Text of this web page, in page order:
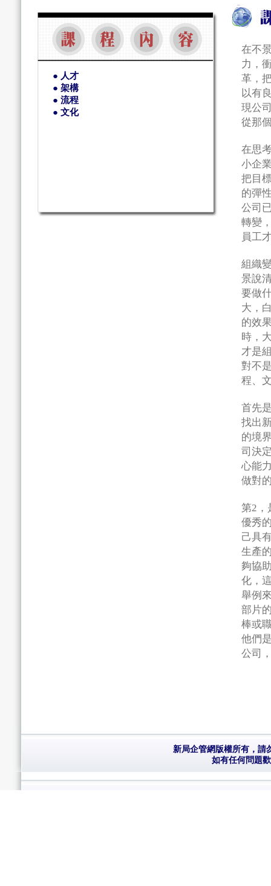
● 人才
● 架構
● 流程
● 文化
在不
力，
革，
以有
現公
從那
在思
小企
把目
的彈
公司
轉變
員工
組織
景說
要做
大，
的效
時，
才是
對不
程、
首先
找出
的境
司決
心能
做對
第2，
優秀
己具
生產
夠協
化，
舉例
部片
棒或
他們
公司
新局企管網版權所有，請
如有任何問題